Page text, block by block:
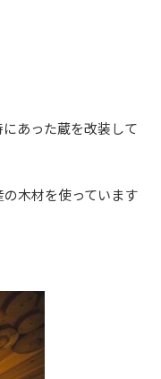
あった蔵を改装して
木材を使っています